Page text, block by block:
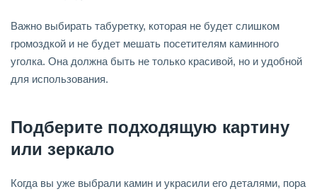
Важно выбирать табуретку, которая не будет слишком
громоздкой и не будет мешать посетителям каминного
уголка. Она должна быть не только красивой, но и удобной
для использования.
Подберите подходящую картину
или зеркало
Когда вы уже выбрали камин и украсили его деталями, пора